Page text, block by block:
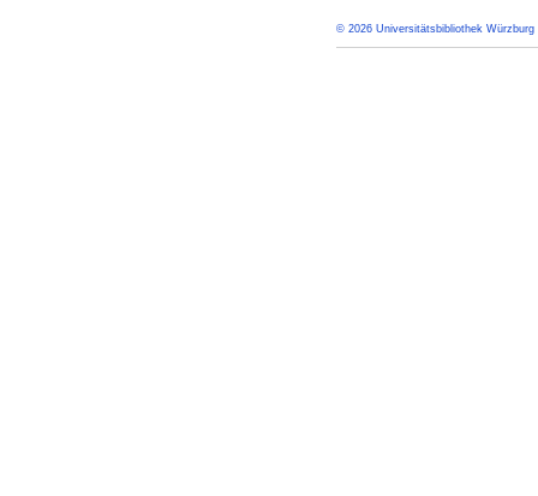
© 2026 Universitätsbibliothek Würzburg